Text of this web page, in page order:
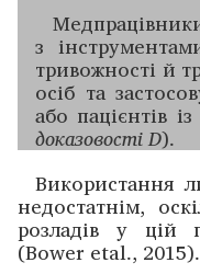
з
тривожності й
осіб та
або пацієнтів
доказовості D).
Використання
недостатнім,
розладів у цій
(Bower etal., 2015).